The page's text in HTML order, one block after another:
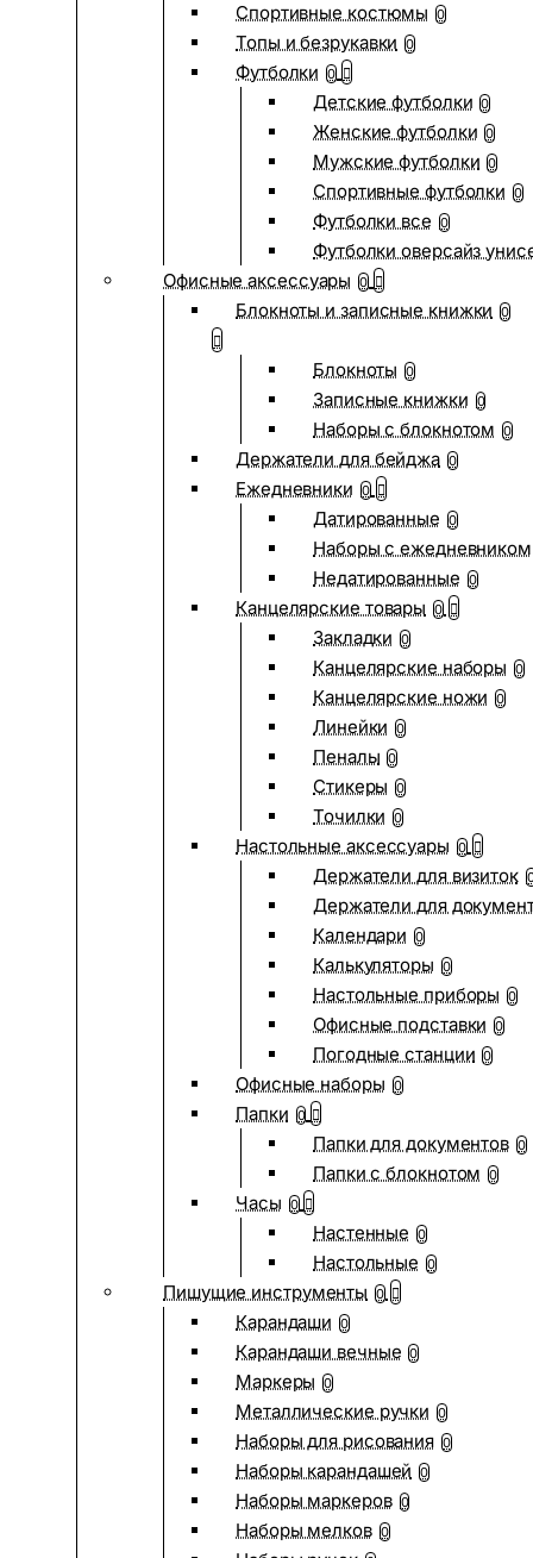
Спортивные костюмы 0
Топы и безрукавки 0
Футболки 0
Детские футболки 0
Женские футболки 0
Мужские футболки 0
Спортивные футболки 0
Футболки все 0
Футболки оверсайз
Офисные аксессуары 0
Блокноты и записные книжки 0
Блокноты 0
Записные книжки 0
Наборы с блокнотом 0
Держатели для бейджа 0
Ежедневники 0
Датированные 0
Наборы с ежедневником
Недатированные 0
Канцелярские товары 0
Закладки 0
Канцелярские наборы 0
Канцелярские ножи 0
Линейки 0
Пеналы 0
Стикеры 0
Точилки 0
Настольные аксессуары 0
Держатели для визиток
Держатели для
Календари 0
Калькуляторы 0
Настольные приборы 0
Офисные подставки 0
Погодные станции 0
Офисные наборы 0
Папки 0
Папки для документов 0
Папки с блокнотом 0
Часы 0
Настенные 0
Настольные 0
Пишущие инструменты 0
Карандаши 0
Карандаши вечные 0
Маркеры 0
Металлические ручки 0
Наборы для рисования 0
Наборы карандашей 0
Наборы маркеров 0
Наборы мелков 0